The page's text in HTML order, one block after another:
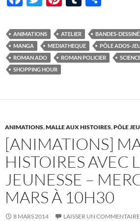
e
b
o
o
itt
er
er
es
t
m
bl
r
ta
g
er
ANIMATIONS ATELIER BANDES-
MANGA
MEDIATHEQUE
PÔLE ADOS-
ROMAN ADO
ROMAN POLICIER
SHOPPING HOUR
ANIMATIONS,MALLE AUX HISTOIRES,PÔLE
[ANIMATIONS]
HISTOIRES AVEC
JEUNESSE –
MARS À 10H30
8 MARS 2014 LAISSER UN COMMENTAIRE